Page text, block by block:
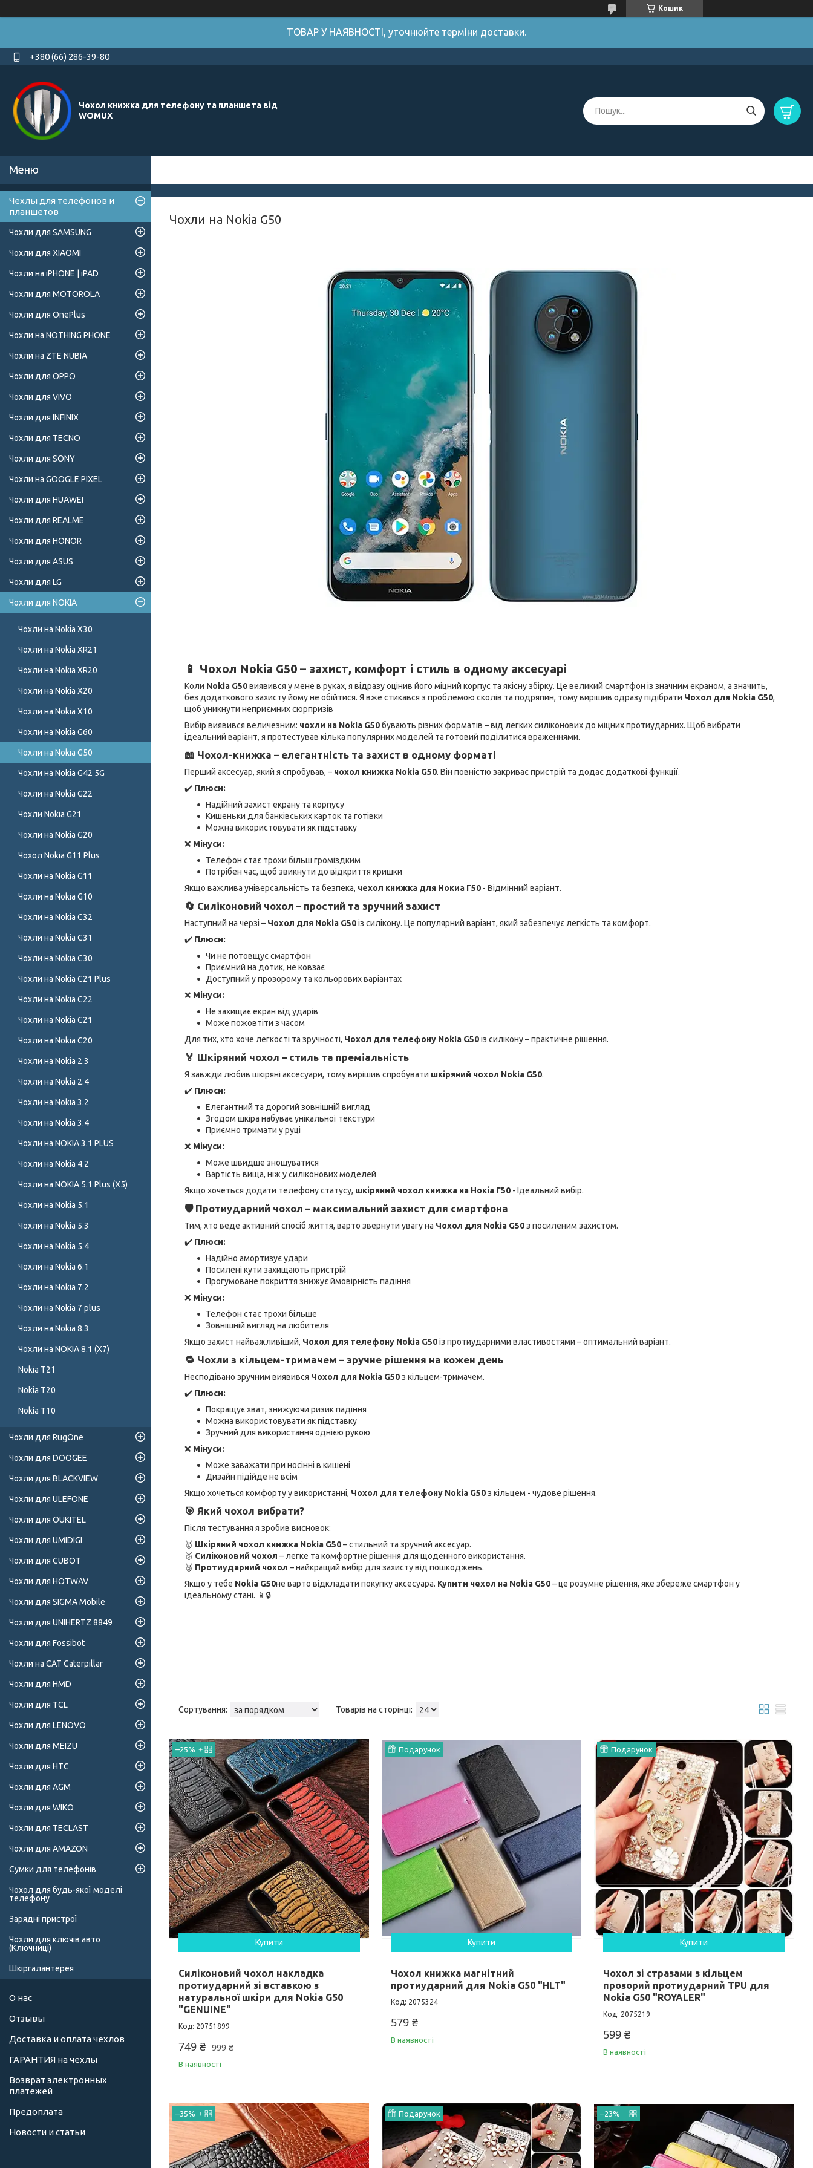
Кошик
ТОВАР У НАЯВНОСТІ, уточнюйте терміни доставки.
+380 (66) 286-39-80
Чохол книжка для телефону та планшета від
WOMUX
Чохли на Nokia G50
📱 Чохол Nokia G50 – захист, комфорт і стиль в одному аксесуарі
Коли Nokia G50виявився у мене в руках, я відразу оцінив його міцний корпус та якісну збірку. Це великий смартфон із значним екраном, а значить,
без додаткового захисту йому не обійтися. Я вже стикався з проблемою сколів та подряпин, тому вирішив одразу підібрати Чохол для Nokia G50,
щоб уникнути неприємних сюрпризів
Вибір виявився величезним: чохли на Nokia G50бувають різних форматів – від легких силіконових до міцних протиударних. Щоб вибрати
ідеальний варіант, я протестував кілька популярних моделей та готовий поділитися враженнями.
📖 Чохол-книжка – елегантність та захист в одному форматі
Перший аксесуар, який я спробував, – чохол книжка Nokia G50. Він повністю закриває пристрій та додає додаткові функції.
✔️ Плюси:
Надійний захист екрану та корпусу
Кишеньки для банківських карток та готівки
Можна використовувати як підставку
❌ Мінуси:
Телефон стає трохи більш громіздким
Потрібен час, щоб звикнути до відкриття кришки
Якщо важлива універсальність та безпека, чехол книжка для Нокиа Г50 - Відмінний варіант.
🔄 Силіконовий чохол – простий та зручний захист
Наступний на черзі – Чохол для Nokia G50із силікону. Це популярний варіант, який забезпечує легкість та комфорт.
✔️ Плюси:
Чи не потовщує смартфон
Приємний на дотик, не ковзає
Доступний у прозорому та кольорових варіантах
❌ Мінуси:
Не захищає екран від ударів
Може пожовтіти з часом
Для тих, хто хоче легкості та зручності, Чохол для телефону Nokia G50із силікону – практичне рішення.
🏅 Шкіряний чохол – стиль та преміальність
Я завжди любив шкіряні аксесуари, тому вирішив спробувати шкіряний чохол Nokia G50.
✔️ Плюси:
Елегантний та дорогий зовнішній вигляд
Згодом шкіра набуває унікальної текстури
Приємно тримати у руці
❌ Мінуси:
Може швидше зношуватися
Вартість вища, ніж у силіконових моделей
Якщо хочеться додати телефону статусу, шкіряний чохол книжка на Нокіа Г50 - Ідеальний вибір.
🛡 Протиударний чохол – максимальний захист для смартфона
Тим, хто веде активний спосіб життя, варто звернути увагу на Чохол для Nokia G50з посиленим захистом.
✔️ Плюси:
Надійно амортизує удари
Посилені кути захищають пристрій
Прогумоване покриття знижує ймовірність падіння
❌ Мінуси:
Телефон стає трохи більше
Зовнішній вигляд на любителя
Якщо захист найважливіший, Чохол для телефону Nokia G50із протиударними властивостями – оптимальний варіант.
🔁 Чохли з кільцем-тримачем – зручне рішення на кожен день
Несподівано зручним виявився Чохол для Nokia G50з кільцем-тримачем.
✔️ Плюси:
Покращує хват, знижуючи ризик падіння
Можна використовувати як підставку
Зручний для використання однією рукою
❌ Мінуси:
Може заважати при носінні в кишені
Дизайн підійде не всім
Якщо хочеться комфорту у використанні, Чохол для телефону Nokia G50з кільцем - чудове рішення.
🎯 Який чохол вибрати?
Після тестування я зробив висновок:
🥇 Шкіряний чохол книжка Nokia G50– стильний та зручний аксесуар.
🥈 Силіконовий чохол – легке та комфортне рішення для щоденного використання.
🥉 Протиударний чохол – найкращий вибір для захисту від пошкоджень.
Якщо у тебе Nokia G50не варто відкладати покупку аксесуара. Купити чехол на Nokia G50– це розумне рішення, яке збереже смартфон у
ідеальному стані. 📱🔒
–25%
Купити
Силіконовий чохол накладка
протиударний зі вставкою з
натуральної шкіри для Nokia G50
"GENUINE"
20751899
999 ₴
749 ₴
В наявності
Подарунок
Купити
Чохол книжка магнітний
протиударний для Nokia G50 "HLT"
2075324
579 ₴
В наявності
Подарунок
Купити
Чохол зі стразами з кільцем
прозорий протиударний TPU для
Nokia G50 "ROYALER"
2075219
599 ₴
В наявності
–35% Подарунок –23%
Чехлы для телефонов и
планшетов
Чохли для SAMSUNG
Чохли для XIAOMI
Чохли на iPHONE | iPAD
Чохли для MOTOROLA
Чохли для OnePlus
Чохли на NOTHING PHONE
Чохли на ZTE NUBIA
Чохли для OPPO
Чохли для VIVO
Чохли для INFINIX
Чохли для TECNO
Чохли для SONY
Чохли на GOOGLE PIXEL
Чохли для HUAWEI
Чохли для REALME
Чохли для HONOR
Чохли для ASUS
Чохли для LG
Чохли для NOKIA
Чохли на Nokia X30
Чохли на Nokia XR21
Чохли на Nokia XR20
Чохли на Nokia X20
Чохли на Nokia X10
Чохли на Nokia G60
Чохли на Nokia G50
Чохли на Nokia G42 5G
Чохли на Nokia G22
Чохли Nokia G21
Чохли на Nokia G20
Чохол Nokia G11 Plus
Чохли на Nokia G11
Чохли на Nokia G10
Чохли на Nokia C32
Чохли на Nokia C31
Чохли на Nokia C30
Чохли на Nokia C21 Plus
Чохли на Nokia C22
Чохли на Nokia C21
Чохли на Nokia C20
Чохли на Nokia 2.3
Чохли на Nokia 2.4
Чохли на Nokia 3.2
Чохли на Nokia 3.4
Чохли на NOKIA 3.1 PLUS
Чохли на Nokia 4.2
Чохли на NOKIA 5.1 Plus (X5)
Чохли на Nokia 5.1
Чохли на Nokia 5.3
Чохли на Nokia 5.4
Чохли на Nokia 6.1
Чохли на Nokia 7.2
Чохли на Nokia 7 plus
Чохли на Nokia 8.3
Чохли на NOKIA 8.1 (X7)
Nokia T21
Nokia T20
Nokia T10
Чохли для RugOne
Чохли для DOOGEE
Чохли для BLACKVIEW
Чохли для ULEFONE
Чохли для OUKITEL
Чохли для UMIDIGI
Чохли для CUBOT
Чохли для HOTWAV
Чохли для SIGMA Mobile
Чохли для UNIHERTZ 8849
Чохли для Fossibot
Чохли на CAT Caterpillar
Чохли для HMD
Чохли для TCL
Чохли для LENOVO
Чохли для MEIZU
Чохли для HTC
Чохли для AGM
Чохли для WIKO
Чохли для TECLAST
Чохли для AMAZON
Сумки для телефонів
Чохол для будь-якої моделі
телефону
Зарядні пристрої
Чохли для ключів авто
(Ключниці)
Шкіргалантерея
О нас
Отзывы
Доставка и оплата чехлов
ГАРАНТИЯ на чехлы
Возврат электронных
платежей
Предоплата
Новости и статьи